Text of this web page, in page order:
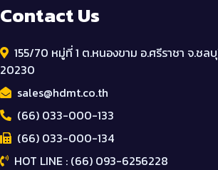
Contact Us
155/70 หมู่ที่ 1 ต.หนองขาม อ.ศรีราชา จ.ชล
20230
sales@hdmt.co.th
(66) 033-000-133
(66) 033-000-134
HOT LINE : (66) 093-6256228